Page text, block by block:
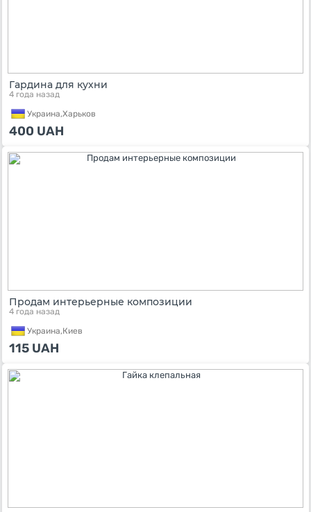
Гардина для кухни
4 года назад
Украина,Харьков
400 UAH
Продам интерьерные композиции
4 года назад
Украина,Киев
115 UAH